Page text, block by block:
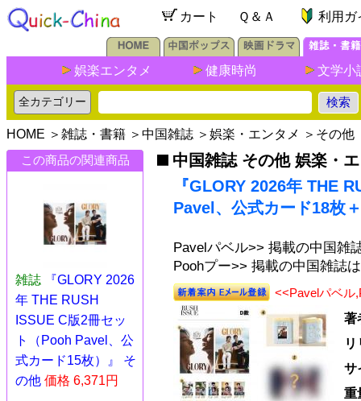
カート Ｑ＆Ａ 利用ガ
娯楽エンタメ 健康時尚 文学小
HOME ＞ 雑誌・書籍 ＞ 中国雑誌 ＞ 娯楽・エンタメ ＞ その他
この商品の関連商品
雑誌
『GLORY 2026
年 THE RUSH
ISSUE C版2冊セッ
ト（Pooh Pavel、公
式カード15枚）』 そ
の他 価格 6,371円
中国雑誌 その他 娯楽・
『GLORY 2026年 THE
Pavel、公式カード18枚
Pavelパベル>> 掲載の中国雑
Poohプー>> 掲載の中国雑誌
<<Pavelパベル
著
サ
重